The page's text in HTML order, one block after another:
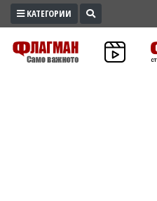
ПРОМО
ЗОНА
КАТЕГОРИИ